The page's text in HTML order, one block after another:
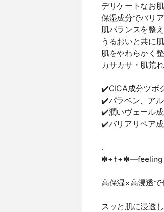
デリケートなお
保湿成分でバリ
肌バランスを整
うるおいと共に
肌をやわらかく
カサカサ・肌荒
✔️CICA成分ツボ
✔️パラベン、ア
✔️潤いヴェール
✔️バリアリペア
.
高保湿×高浸透で
スッと肌に浸透